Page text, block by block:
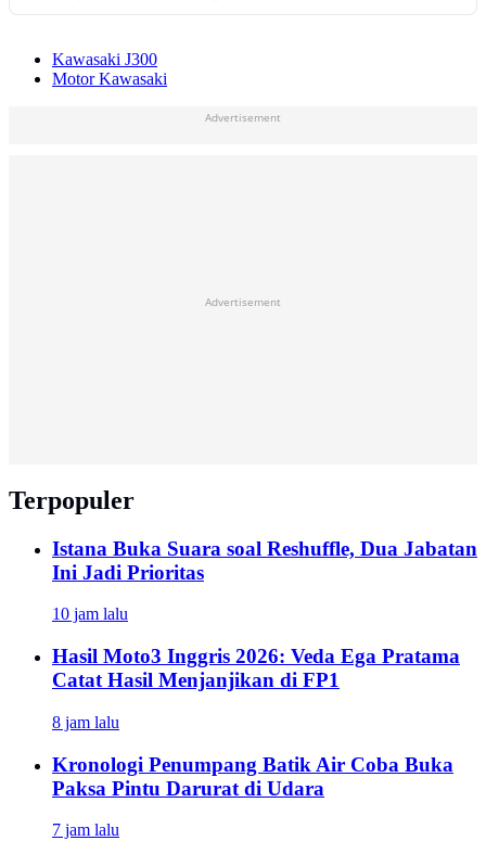
Kawasaki J300
Motor Kawasaki
Advertisement
Advertisement
Terpopuler
Istana Buka Suara soal Reshuffle, Dua Jabatan
Ini Jadi Prioritas
10 jam lalu
Hasil Moto3 Inggris 2026: Veda Ega Pratama
Catat Hasil Menjanjikan di FP1
8 jam lalu
Kronologi Penumpang Batik Air Coba Buka
Paksa Pintu Darurat di Udara
7 jam lalu